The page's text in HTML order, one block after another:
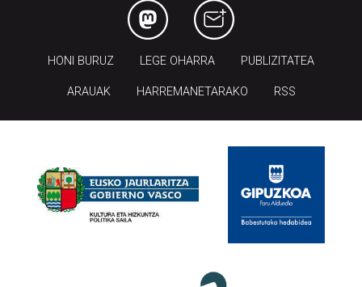
HONI BURUZ LEGE OHARRA PUBLIZITATEA
ARAUAK HARREMANETARAKO RSS